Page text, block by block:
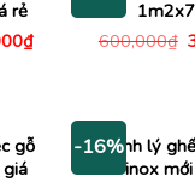
rẻ
₫Giá
600,000₫
gỗ
-16%
Thanh lý
inox